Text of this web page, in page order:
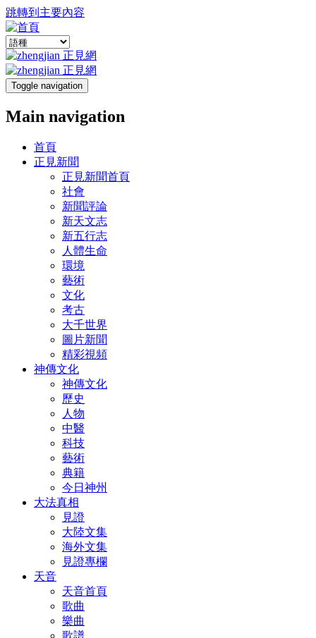
跳轉到主要內容
Toggle navigation
Main navigation
首頁
正見新聞
正見新聞首頁
社會
新聞評論
新天文志
新五行志
人體生命
環境
藝術
文化
考古
大千世界
圖片新聞
精彩視頻
神傳文化
神傳文化
歷史
人物
中醫
科技
藝術
典籍
今日神州
大法真相
見證
大陸文集
海外文集
見證專欄
天音
天音首頁
歌曲
樂曲
歌譜